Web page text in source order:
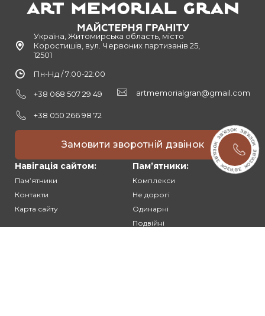
Україна, Житомирська область, місто
Коростишів, вул. Червоних партизанів 25,
12501
Пн-Нд / 7:00-22:00
+38 068 507 29 49
+38 050 266 98 72
artmemorialgran@gmail.com
Замовити зворотній дзвінок
Навігація сайтом:
Памʼятники
Контакти
Карта сайту
Памʼятники:
Комплекси
Не дорогі
Одинарні
Подвійні